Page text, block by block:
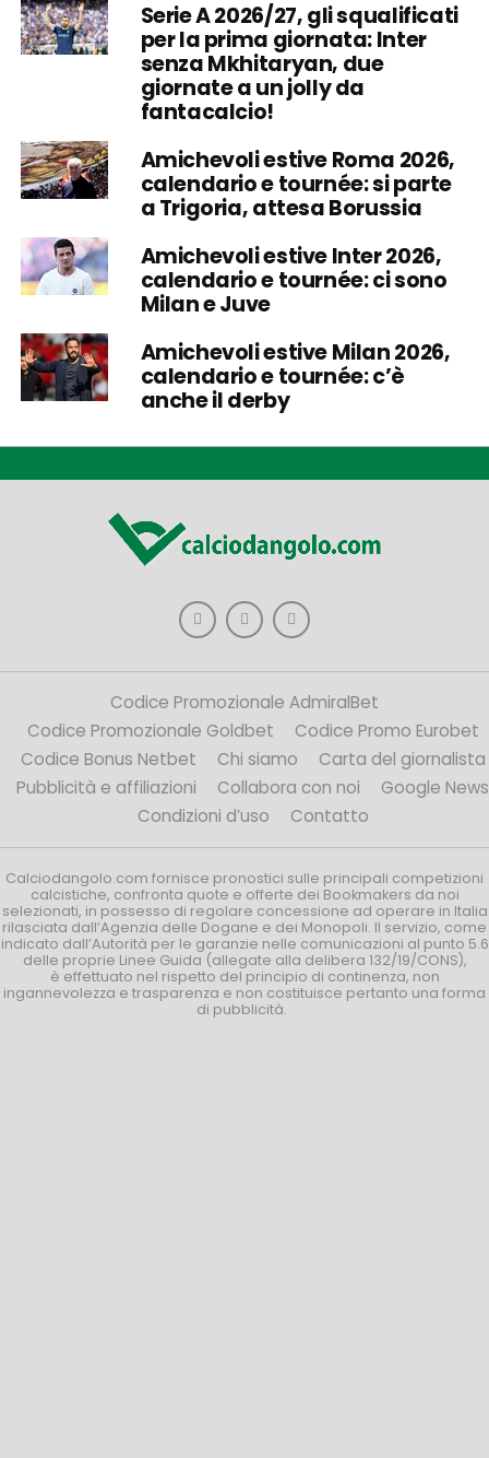
Serie A 2026/27, gli squalificati
per la prima giornata: Inter
senza Mkhitaryan, due
giornate a un jolly da
fantacalcio!
Amichevoli estive Roma 2026,
calendario e tournée: si parte
a Trigoria, attesa Borussia
Amichevoli estive Inter 2026,
calendario e tournée: ci sono
Milan e Juve
Amichevoli estive Milan 2026,
calendario e tournée: c’è
anche il derby
Codice Promozionale AdmiralBet
Codice Promozionale Goldbet
Codice Promo Eurobet
Codice Bonus Netbet
Chi siamo
Carta del giornalista
Pubblicità e affiliazioni
Collabora con noi
Google News
Condizioni d’uso
Contatto
Calciodangolo.com fornisce pronostici sulle principali competizioni
calcistiche, confronta quote e offerte dei Bookmakers da noi
selezionati, in possesso di regolare concessione ad operare in Italia
rilasciata dall’Agenzia delle Dogane e dei Monopoli. Il servizio, come
indicato dall’Autorità per le garanzie nelle comunicazioni al punto 5.6
delle proprie Linee Guida (allegate alla delibera 132/19/CONS),
è effettuato nel rispetto del principio di continenza, non
ingannevolezza e trasparenza e non costituisce pertanto una forma
di pubblicità.